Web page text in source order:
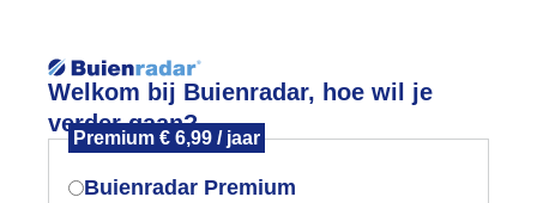
Welkom bij Buienradar, hoe wil je
verder gaan?
Premium € 6,99 / jaar
Buienradar Premium